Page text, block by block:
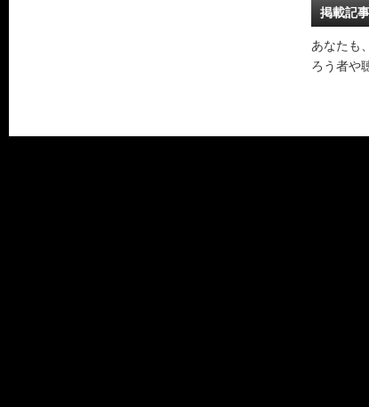
掲載記
あなたも
ろう者や